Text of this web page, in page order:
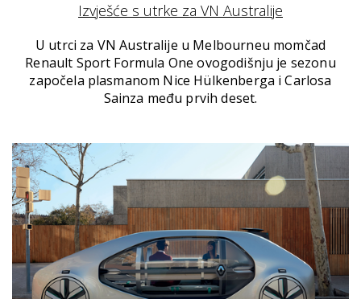
Izvješće s utrke za VN Australije
U utrci za VN Australije u Melbourneu momčad
Renault Sport Formula One ovogodišnju je sezonu
započela plasmanom Nice Hülkenberga i Carlosa
Sainza među prvih deset.